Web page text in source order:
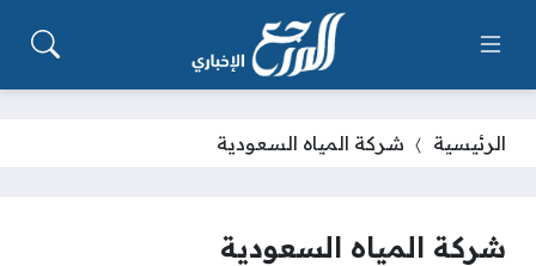
الرئيسية شركة المياه السعودية
شركة المياه السعودية